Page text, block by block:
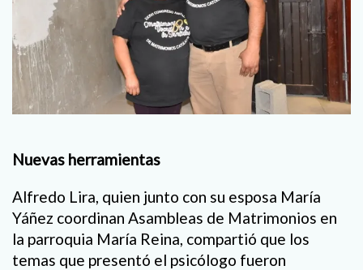
Nuevas herramientas
Alfredo Lira, quien junto con su esposa María
Yáñez coordinan Asambleas de Matrimonios en
la parroquia María Reina, compartió que los
temas que presentó el psicólogo fueron